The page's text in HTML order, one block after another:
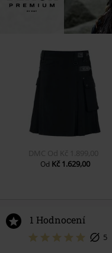
DMC Od Kč 1.899,00
Od Kč 1.629,00
1 Hodnocení
5